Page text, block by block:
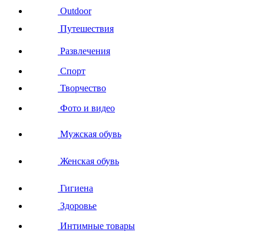
Outdoor
Путешествия
Развлечения
Спорт
Творчество
Фото и видео
Мужская обувь
Женская обувь
Гигиена
Здоровье
Интимные товары